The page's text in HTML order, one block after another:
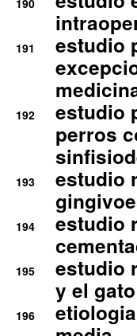
190
191
estudio
192
estudio
perros
193
estudio
194
estudio
195
estudio
y el gato
196